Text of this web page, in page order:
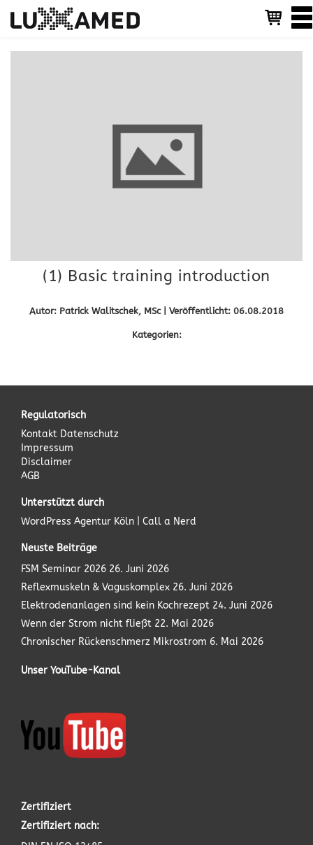
T
o
g
(1) Basic training introduction
Autor: Patrick Walitschek, MSc | Veröffentlicht: 06.08.2018
Kategorien:
Regulatorisch
Kontakt Datenschutz
Impressum
Disclaimer
AGB
Unterstützt durch
WordPress Agentur Köln | Call a Nerd
Neuste Beiträge
FSM Seminar 2026 26. Juni 2026
Reflexmuskeln & Vaguskomplex 26. Juni 2026
Elektrodenanlagen sind kein Kochrezept 24. Juni 2026
Wenn der Strom nicht fließt 22. Mai 2026
Chronischer Rückenschmerz Mikrostrom 6. Mai 2026
Unser YouTube-Kanal
Zertifiziert
Zertifiziert nach: